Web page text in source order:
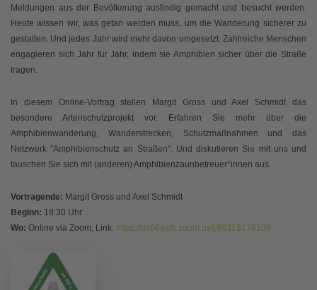
Meldungen aus der Bevölkerung ausfindig gemacht und besucht werden.
Heute wissen wir, was getan werden muss, um die Wanderung sicherer zu
gestalten. Und jedes Jahr wird mehr davon umgesetzt. Zahlreiche Menschen
engagieren sich Jahr für Jahr, indem sie Amphibien sicher über die Straße
tragen.
In diesem Online-Vortrag stellen Margit Gross und Axel Schmidt das
besondere Artenschutzprojekt vor. Erfahren Sie mehr über die
Amphibienwanderung, Wanderstrecken, Schutzmaßnahmen und das
Netzwerk "Amphibienschutz an Straßen". Und diskutieren Sie mit uns und
tauschen Sie sich mit (anderen) Amphibienzaunbetreuer*innen aus.
Vortragende: Margit Gross und Axel Schmidt
Beginn: 18:30 Uhr
Wo: Online via Zoom, Link: https://us06web.zoom.us/j/89119178209